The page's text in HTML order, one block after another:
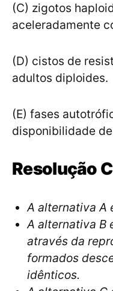
(C) zigotos
aceleradamente
(D) cistos de
adultos diploides.
(E) fases
disponibilidade
Resolução
A alternativa A
A alternativa B
através da
formados
idênticos.